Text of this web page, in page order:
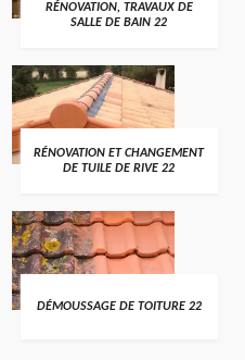
RÉNOVATION, TRAVAUX DE
SALLE DE BAIN 22
RÉNOVATION ET CHANGEMENT
DE TUILE DE RIVE 22
DÉMOUSSAGE DE TOITURE 22